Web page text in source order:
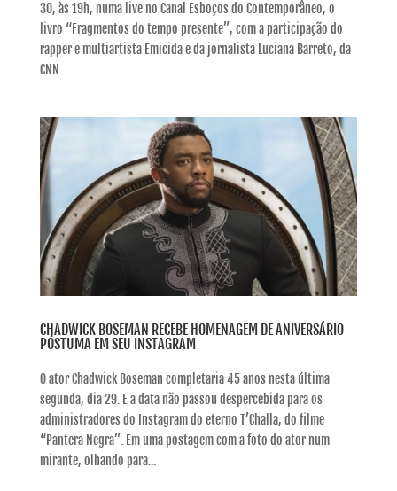
30, às 19h, numa live no Canal Esboços do Contemporâneo, o
livro “Fragmentos do tempo presente”, com a participação do
rapper e multiartista Emicida e da jornalista Luciana Barreto, da
CNN...
CHADWICK BOSEMAN RECEBE HOMENAGEM DE ANIVERSÁRIO
PÓSTUMA EM SEU INSTAGRAM
O ator Chadwick Boseman completaria 45 anos nesta última
segunda, dia 29. E a data não passou despercebida para os
administradores do Instagram do eterno T’Challa, do filme
“Pantera Negra”. Em uma postagem com a foto do ator num
mirante, olhando para...